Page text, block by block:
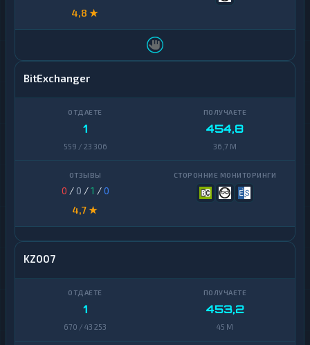
4,8 ★
BitExchanger
1
559 / 23 306
454,8
36,7 M
0 / 0 /1 /0
4,7 ★
KZ007
1
670 / 43 253
453,2
45 M